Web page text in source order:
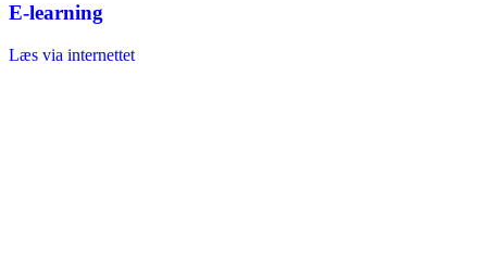
E-learning
Læs via internettet